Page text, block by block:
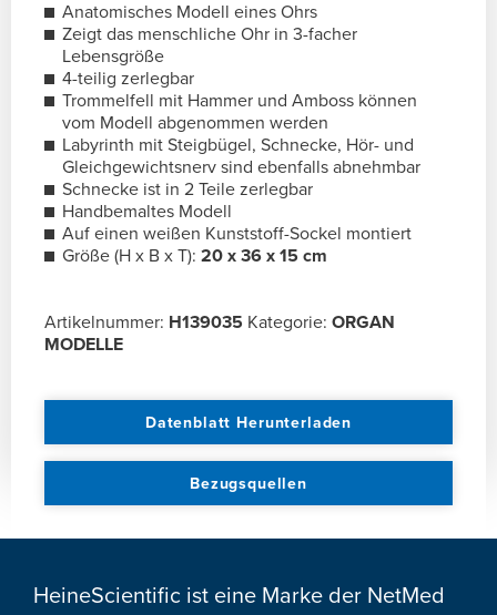
Anatomisches Modell eines Ohrs
Zeigt das menschliche Ohr in 3-facher
Lebensgröße
4-teilig zerlegbar
Trommelfell mit Hammer und Amboss können
vom Modell abgenommen werden
Labyrinth mit Steigbügel, Schnecke, Hör- und
Gleichgewichtsnerv sind ebenfalls abnehmbar
Schnecke ist in 2 Teile zerlegbar
Handbemaltes Modell
Auf einen weißen Kunststoff-Sockel montiert
Größe (H x B x T): 20 x 36 x 15 cm
Artikelnummer: H139035 Kategorie: ORGAN
MODELLE
Datenblatt Herunterladen
Bezugsquellen
HeineScientific ist eine Marke der NetMed